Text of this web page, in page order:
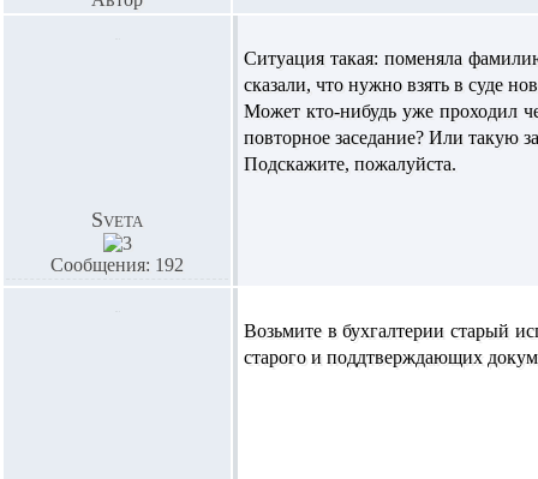
Sveta
Сообщения: 192
Ситуация такая: поменяла
сказали, что нужно взять в суде
Может кто-нибудь уже проходил
повторное заседание? Или такую
Подскажите, пожалуйста.
Возьмите в бухгалтерии старый
старого и поддтверждающих